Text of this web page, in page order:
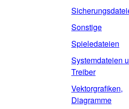
Sonstige
Spieledateien
Systemdateien
Treiber
Vektorgrafiken,
Diagramme